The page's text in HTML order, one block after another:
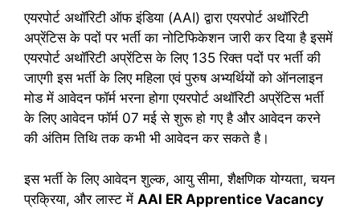
एयरपोर्ट अथॉरिटी ऑफ इंडिया (AAI) द्वारा एयरपोर्ट अथॉरिटी
अप्रेंटिस के पदों पर भर्ती का नोटिफिकेशन जारी कर दिया है इसमें
एयरपोर्ट अथॉरिटी अप्रेंटिस के लिए 135 रिक्त पदों पर भर्ती की
जाएगी इस भर्ती के लिए महिला एवं पुरुष अभ्यर्थियों को ऑनलाइन
मोड में आवेदन फॉर्म भरना होगा एयरपोर्ट अथॉरिटी अप्रेंटिस भर्ती
के लिए आवेदन फॉर्म 07 मई से शुरू हो गए है और आवेदन करने
की अंतिम तिथि तक कभी भी आवेदन कर सकते है।
इस भर्ती के लिए आवेदन शुल्क, आयु सीमा, शैक्षणिक योग्यता, चयन
प्रक्रिया, और लास्ट में AAI ER Apprentice Vacancy